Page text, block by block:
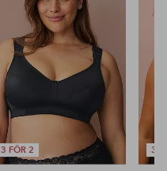
3 FÖR 2 3